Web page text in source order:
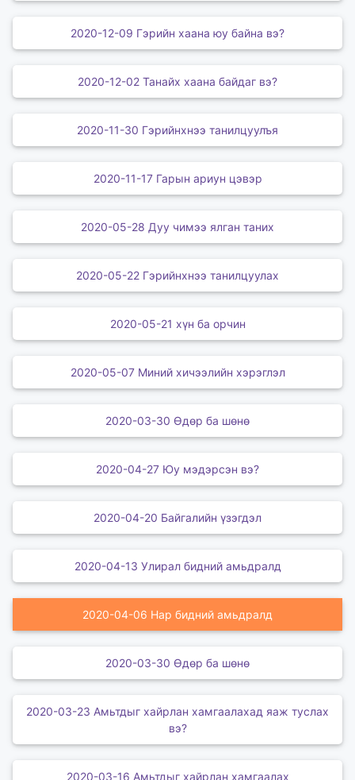
2020-12-09 Гэрийн хаана юу байна вэ?
2020-12-02 Танайх хаана байдаг вэ?
2020-11-30 Гэрийнхнээ танилцуулъя
2020-11-17 Гарын ариун цэвэр
2020-05-28 Дуу чимээ ялган таних
2020-05-22 Гэрийнхнээ танилцуулах
2020-05-21 хүн ба орчин
2020-05-07 Миний хичээлийн хэрэглэл
2020-03-30 Өдөр ба шөнө
2020-04-27 Юу мэдэрсэн вэ?
2020-04-20 Байгалийн үзэгдэл
2020-04-13 Улирал бидний амьдралд
2020-04-06 Нар бидний амьдралд
2020-03-30 Өдөр ба шөнө
2020-03-23 Амьтдыг хайрлан хамгаалахад яаж туслах
вэ?
2020-03-16 Амьтдыг хайрлан хамгаалах